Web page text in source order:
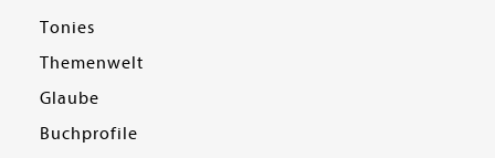
Tonies
Themenwelt
Glaube
Buchprofile